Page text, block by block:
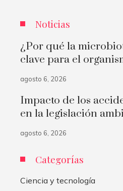
Noticias
¿Por qué la
clave para el
agosto 6, 2026
Impacto de los
en la legislación
agosto 6, 2026
Categorías
Ciencia y tecnología